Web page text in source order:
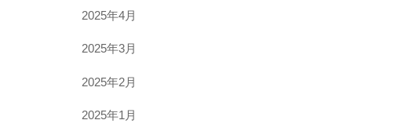
2025年4月
2025年3月
2025年2月
2025年1月